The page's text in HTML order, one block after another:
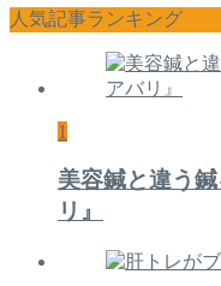
人気記事ランキング
1
美容鍼と違う
リ』